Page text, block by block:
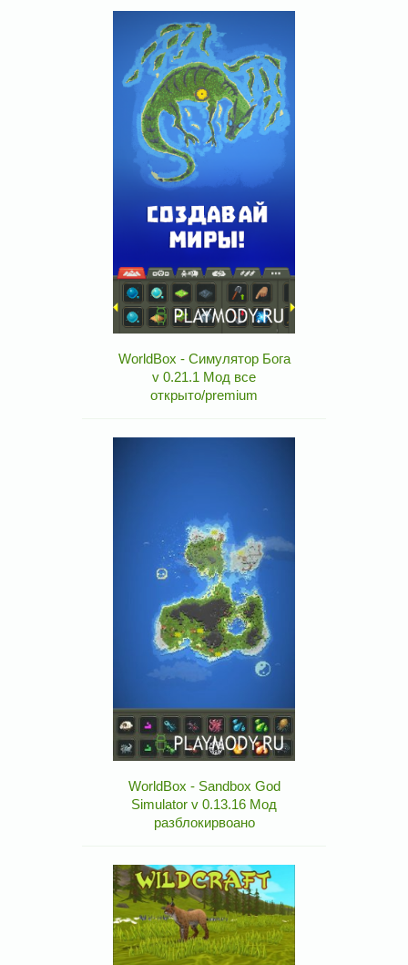
WorldBox - Симулятор Бога
v 0.21.1 Мод все
открыто/premium
WorldBox - Sandbox God
Simulator v 0.13.16 Мод
разблокирвоано